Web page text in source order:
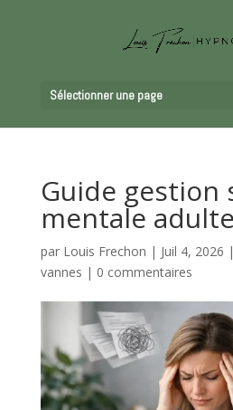
Sélectionner une page
Guide gestion
mentale adulte
par Louis Frechon | Juil 4, 2026 |
vannes | 0 commentaires